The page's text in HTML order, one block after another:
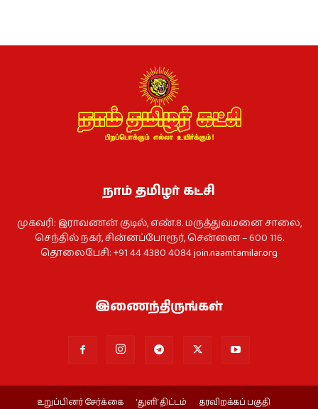
நாம் தமிழர் கட்சி
முகவரி: இராவணன் குடில், எண்.8. மருத்துவமனை சாலை,
செந்தில் நகர், சின்னப்போரூர், சென்னை – 600 116.
தொலைபேசி: +91 44 4380 4084join.naamtamilar.org
இணைந்திருங்கள்
உறுப்பினர் சேர்க்கை ‘துளி’ திட்டம் தரவிறக்கப் பகுதி